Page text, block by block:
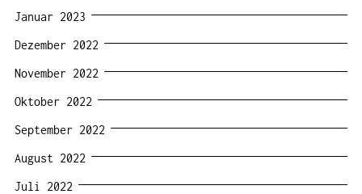
Januar 2023
Dezember 2022
November 2022
Oktober 2022
September 2022
August 2022
Juli 2022